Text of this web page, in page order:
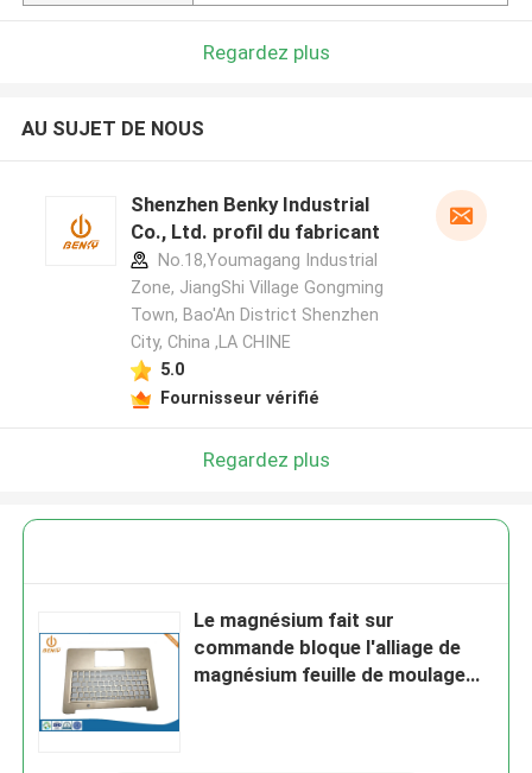
Regardez plus
AU SUJET DE NOUS
Shenzhen Benky Industrial
Co., Ltd. profil du fabricant
No.18,Youmagang Industrial
Zone, JiangShi Village Gongming
Town, Bao'An District Shenzhen
City, China ,LA CHINE
5.0
Fournisseur vérifié
Regardez plus
Le magnésium fait sur
commande bloque l'alliage de
magnésium feuille de moulage